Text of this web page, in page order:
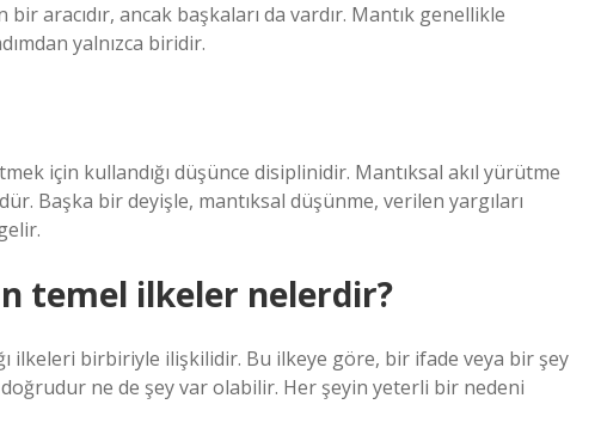
aracıdır, ancak başkaları da vardır. Mantık genellikle
yalnızca biridir.
için kullandığı düşünce disiplinidir. Mantıksal akıl yürütme
Başka bir deyişle, mantıksal düşünme, verilen yargıları
temel ilkeler nelerdir?
ilkeleri birbiriyle ilişkilidir. Bu ilkeye göre, bir ifade veya bir şey
ne de şey var olabilir. Her şeyin yeterli bir nedeni